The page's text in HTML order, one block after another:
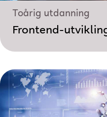
Toårig utdanning
Frontend-